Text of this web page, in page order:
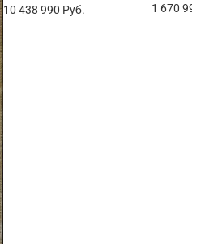
10 438 990 Руб.
1 670 990